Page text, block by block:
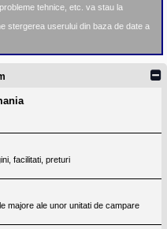
tehnice, etc. va stau la
stergerea userului din baza de date a
facilitati, preturi
majore ale unor unitati de campare